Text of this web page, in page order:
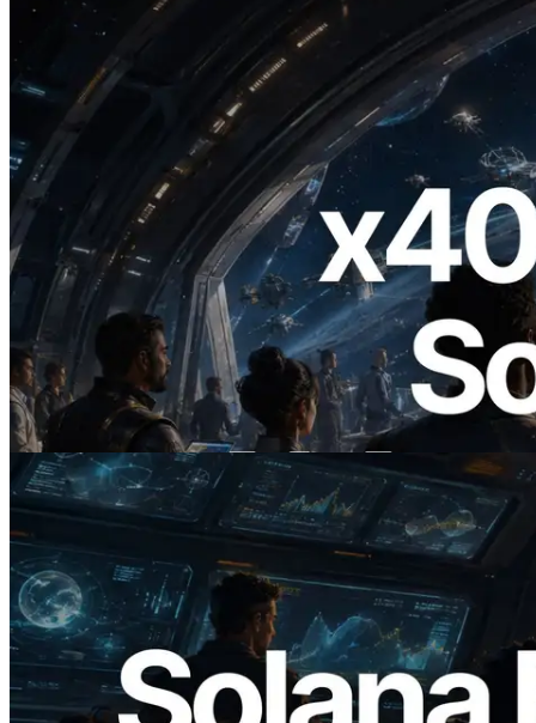
2026.07.04
ERPC Lanceert x402-Enabled Solana
RPC — Het Tijdperk Waarin AI Agents
On Demand Voor API's Betalen
Lees dit artikel